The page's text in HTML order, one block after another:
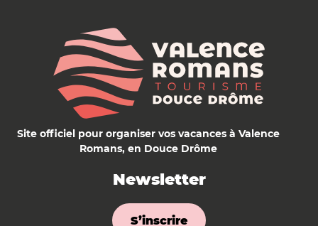
Site officiel pour organiser vos vacances à Valence
Romans, en Douce Drôme
Newsletter
S’inscrire